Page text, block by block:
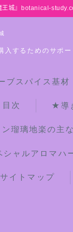
王城』botanical-
するためのサポ
ブスパイス基
目次 ★導
瑠璃地楽の主
ャルアロマハ
サイトマップ
プ